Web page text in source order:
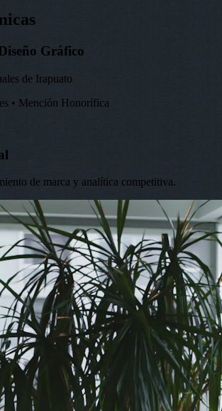
Gráfico
de Irapuato
• Mención Honorífica
de marca y analítica competitiva.